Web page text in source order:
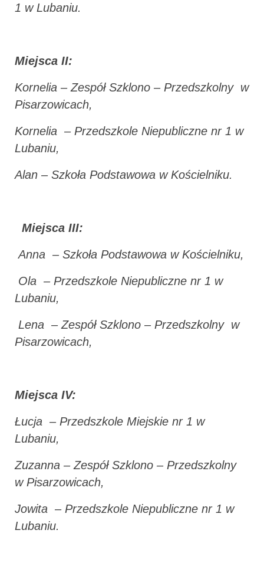
1 w Lubaniu.
Miejsca II:
Kornelia – Zespół Szklono – Przedszkolny w
Pisarzowicach,
Kornelia – Przedszkole Niepubliczne nr 1 w
Lubaniu,
Alan – Szkoła Podstawowa w Kościelniku.
Miejsca III:
Anna – Szkoła Podstawowa w Kościelniku,
Ola – Przedszkole Niepubliczne nr 1 w
Lubaniu,
Lena – Zespół Szklono – Przedszkolny w
Pisarzowicach,
Miejsca IV:
Łucja – Przedszkole Miejskie nr 1 w
Lubaniu,
Zuzanna – Zespół Szklono – Przedszkolny
w Pisarzowicach,
Jowita – Przedszkole Niepubliczne nr 1 w
Lubaniu.